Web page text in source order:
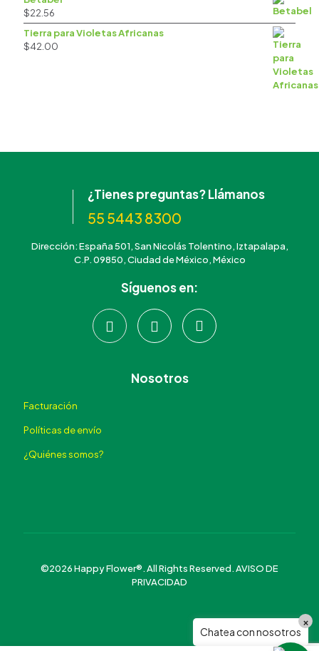
$22.56
Tierra para Violetas Africanas
$42.00
¿Tienes preguntas? Llámanos
55 5443 8300
Dirección: España 501, San Nicolás Tolentino, Iztapalapa,
C.P. 09850, Ciudad de México, México
Síguenos en:
Nosotros
Facturación
Políticas de envío
¿Quiénes somos?
©2026 Happy Flower®. All Rights Reserved.AVISO DE
PRIVACIDAD
Chatea con nosotros
×